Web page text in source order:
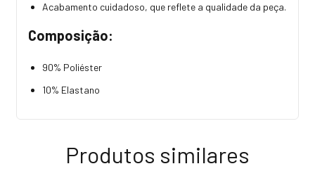
Acabamento cuidadoso, que reflete a qualidade da peça.
Composição:
90% Poliéster
10% Elastano
Produtos similares